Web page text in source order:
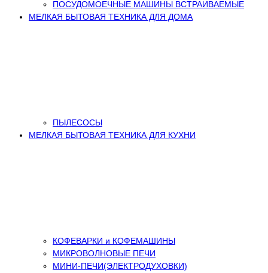
ПОСУДОМОЕЧНЫЕ МАШИНЫ ВСТРАИВАЕМЫЕ
МЕЛКАЯ БЫТОВАЯ ТЕХНИКА ДЛЯ ДОМА
ПЫЛЕСОСЫ
МЕЛКАЯ БЫТОВАЯ ТЕХНИКА ДЛЯ КУХНИ
КОФЕВАРКИ и КОФЕМАШИНЫ
МИКРОВОЛНОВЫЕ ПЕЧИ
МИНИ-ПЕЧИ(ЭЛЕКТРОДУХОВКИ)